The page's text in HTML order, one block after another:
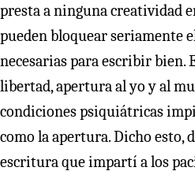
presta a ninguna creatividad
pueden bloquear seriamente
necesarias para escribir
libertad, apertura al yo y al
condiciones psiquiátricas
como la apertura. Dicho esto,
escritura que impartí a los